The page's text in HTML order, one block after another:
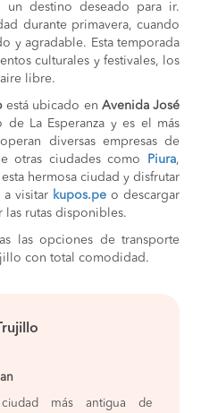
un destino deseado para ir.
durante primavera, cuando
y agradable. Esta temporada
culturales y festivales, los
libre.
está ubicado en Avenida José
La Esperanza y es el más
diversas empresas de
otras ciudades como
Piura,
hermosa ciudad y disfrutar
a visitar kupos.pe o descargar
las rutas disponibles.
las opciones de transporte
con total comodidad.
Trujillo
más antigua de